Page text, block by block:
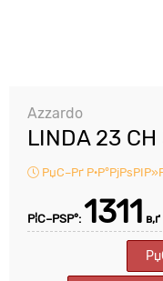
Azzardo
LINDA 23
РџС–Рґ
Р¦С–РЅР°: 1311 в‚ґ